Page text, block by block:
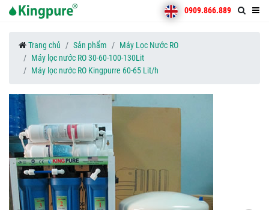
0909.866.889
Trang chủ Sản phẩm
Máy Lọc Nước RO
Máy lọc nước RO 30-60-100-130Lit
Máy lọc nước RO Kingpurre 60-65 Lit/h